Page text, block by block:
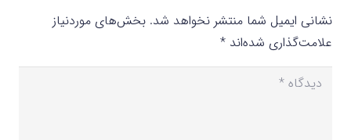
نشانی ایمیل شما منتشر نخواهد شد. بخش‌های موردنیاز
علامت‌گذاری شده‌اند *